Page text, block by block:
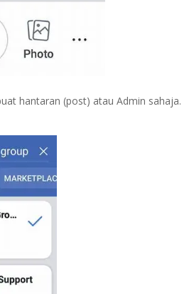
hantaran (post) atau Admin sahaja.